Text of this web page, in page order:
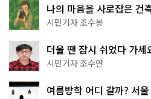
나의 마음을 사로잡은 건
상작 공개!
시민기자 조수봉
더울 땐 잠시 쉬었다 가
·무더위쉼터까지
시민기자 조수연
여름방학 어디 갈까? 서